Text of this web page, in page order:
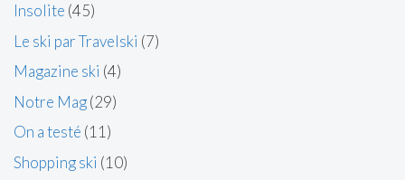
Insolite (45)
Le ski par Travelski (7)
Magazine ski (4)
Notre Mag(29)
On a testé (11)
Shopping ski (10)